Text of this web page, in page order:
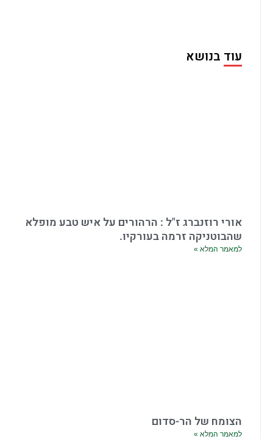
עוד בנושא
אורי רוזנברג ז"ל : הרהורים על איש טבע מופלא
שהבוטניקה זרמה בעורקיו.
למאמר המלא »
הצומח של הר-סדום
למאמר המלא »